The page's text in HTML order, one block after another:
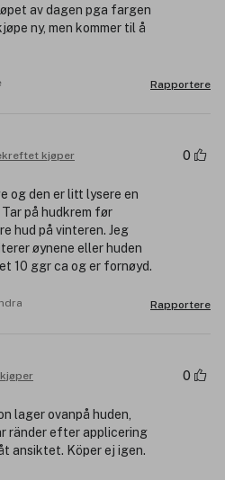
av dagen pga fargen
ny, men kommer til å
Rapportere
kjøper 0
og den er litt lysere en
Tar på hudkrem før
hud på vinteren. Jeg
øynene eller huden
10 ggr ca og er fornøyd.
Rapportere
0
lager ovanpå huden,
ränder efter applicering
ansiktet. Köper ej igen.